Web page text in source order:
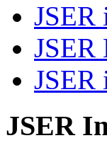
JSER
JSER
JSER
JSER